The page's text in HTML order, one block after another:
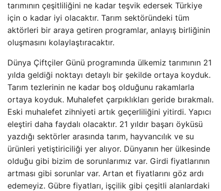
tarımının çeşitliliğini ne kadar teşvik edersek Türkiye
için o kadar iyi olacaktır. Tarım sektöründeki tüm
aktörleri bir araya getiren programlar, anlayış birliğinin
oluşmasını kolaylaştıracaktır.
Dünya Çiftçiler Günü programında ülkemiz tarımının 21
yılda geldiği noktayı detaylı bir şekilde ortaya koyduk.
Tarım tezlerinin ne kadar boş olduğunu rakamlarla
ortaya koyduk. Muhalefet çarpıklıkları geride bırakmalı.
Eski muhalefet zihniyeti artık geçerliliğini yitirdi. Yapıcı
eleştiri daha faydalı olacaktır. 21 yıldır başarı öyküsü
yazdığı sektörler arasında tarım, hayvancılık ve su
ürünleri yetiştiriciliği yer alıyor. Dünyanın her ülkesinde
olduğu gibi bizim de sorunlarımız var. Girdi fiyatlarının
artması gibi sorunlar var. Artan et fiyatlarını göz ardı
edemeyiz. Gübre fiyatları, işçilik gibi çeşitli alanlardaki